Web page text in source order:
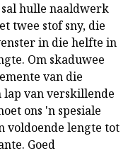
hulle naaldwerk
twee stof sny, die
in die helfte in
Om skaduwee
van die
lap van verskillende
ons 'n spesiale
voldoende lengte tot
Goed